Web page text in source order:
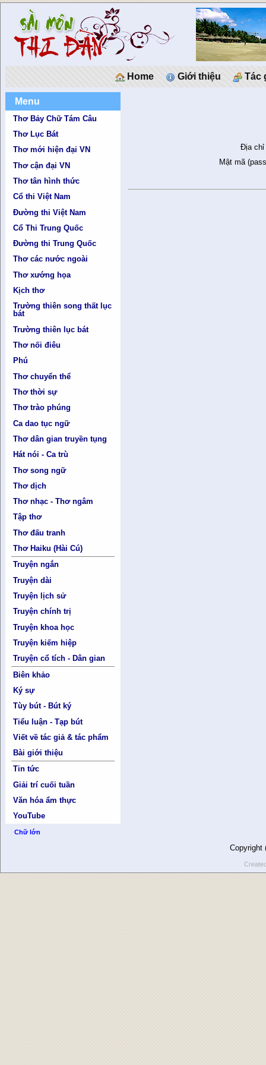
Home Giới thiệu Tác
Menu
Thơ Bảy Chữ Tám Câu
Thơ Lục Bát
Thơ mới hiện đại VN
Thơ cận đại VN
Thơ tân hình thức
Cổ thi Việt Nam
Đường thi Việt Nam
Cổ Thi Trung Quốc
Đường thi Trung Quốc
Thơ các nước ngoài
Thơ xướng họa
Kịch thơ
Trường thiên song thất lục
bát
Trường thiên lục bát
Thơ nối điêu
Phú
Thơ chuyển thể
Thơ thời sự
Thơ trào phúng
Ca dao tục ngữ
Thơ dân gian truyền tụng
Hát nói - Ca trù
Thơ song ngữ
Thơ dịch
Thơ nhạc - Thơ ngâm
Tập thơ
Thơ đấu tranh
Thơ Haiku (Hài Cú)
Truyện ngắn
Truyện dài
Truyện lịch sử
Truyện chính trị
Truyện khoa học
Truyện kiếm hiệp
Truyện cổ tích - Dân gian
Biên khảo
Ký sự
Tùy bút - Bút ký
Tiểu luận - Tạp bút
Viết về tác giả & tác phẩm
Bài giới thiệu
Tin tức
Giải trí cuối tuần
Văn hóa ẩm thực
YouTube
Chữ lớn
Địa chỉ
Mật mã
Copyright